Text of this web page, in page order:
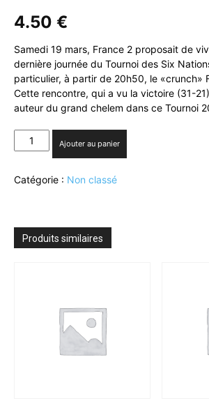
4.50 €
Samedi 19 mars, France 2 proposait de
dernière journée du Tournoi des Six
particulier, à partir de 20h50, le «crunch»
Cette rencontre, qui a vu la victoire (31-21)
auteur du grand chelem dans ce Tournoi
quantité
de
2
de
«France/Angleterre»
Ajouter au panier
Catégorie : Non classé
Produits similaires